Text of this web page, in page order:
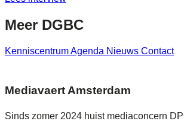
Meer DGBC
KenniscentrumAgenda Nieuws Contact
Mediavaert Amsterdam
Sinds zomer 2024 huist mediaconcern